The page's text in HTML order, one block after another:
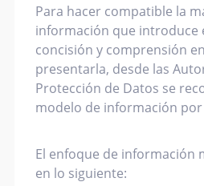
Para hacer compatible la
información que introduce
concisión y comprensión
presentarla, desde las
Protección de Datos se
modelo de información por
El enfoque de información
en lo siguiente: